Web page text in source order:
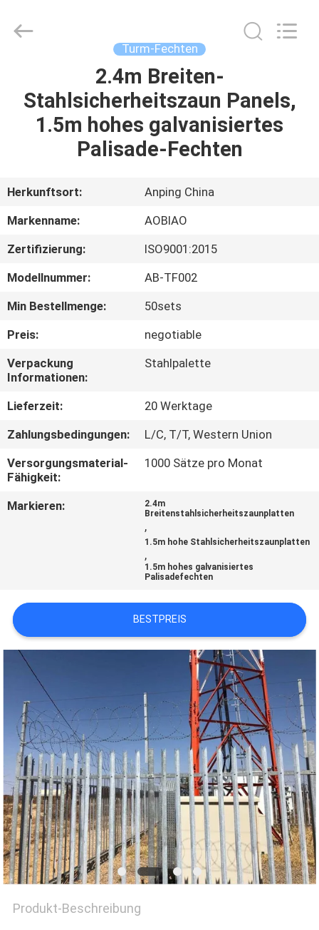
PRODUKTE
UNS
AUSFLUG
QUALITÄTSKONTROLLE
TRETEN
SIE
MIT
UNS
VERBINDUNG
NACHRICHTEN
Developed
Turm-Fechten
2.4m Breiten-
Stahlsicherheitszaun Panels,
1.5m hohes galvanisiertes
Palisade-Fechten
Herkunftsort:
Anping China
Markenname:
AOBIAO
Zertifizierung:
ISO9001:2015
Modellnummer:
AB-TF002
Min Bestellmenge:
50sets
Preis:
negotiable
Verpackung
Informationen:
Stahlpalette
Lieferzeit:
20 Werktage
Zahlungsbedingungen:
L/C, T/T, Western Union
Versorgungsmaterial-
Fähigkeit:
1000 Sätze pro Monat
Markieren:
2.4m
Breitenstahlsicherheitszaunplatten
,
1.5m hohe Stahlsicherheitszaunplatten
,
1.5m hohes galvanisiertes
Palisadefechten
BESTPREIS
Produkt-Beschreibung